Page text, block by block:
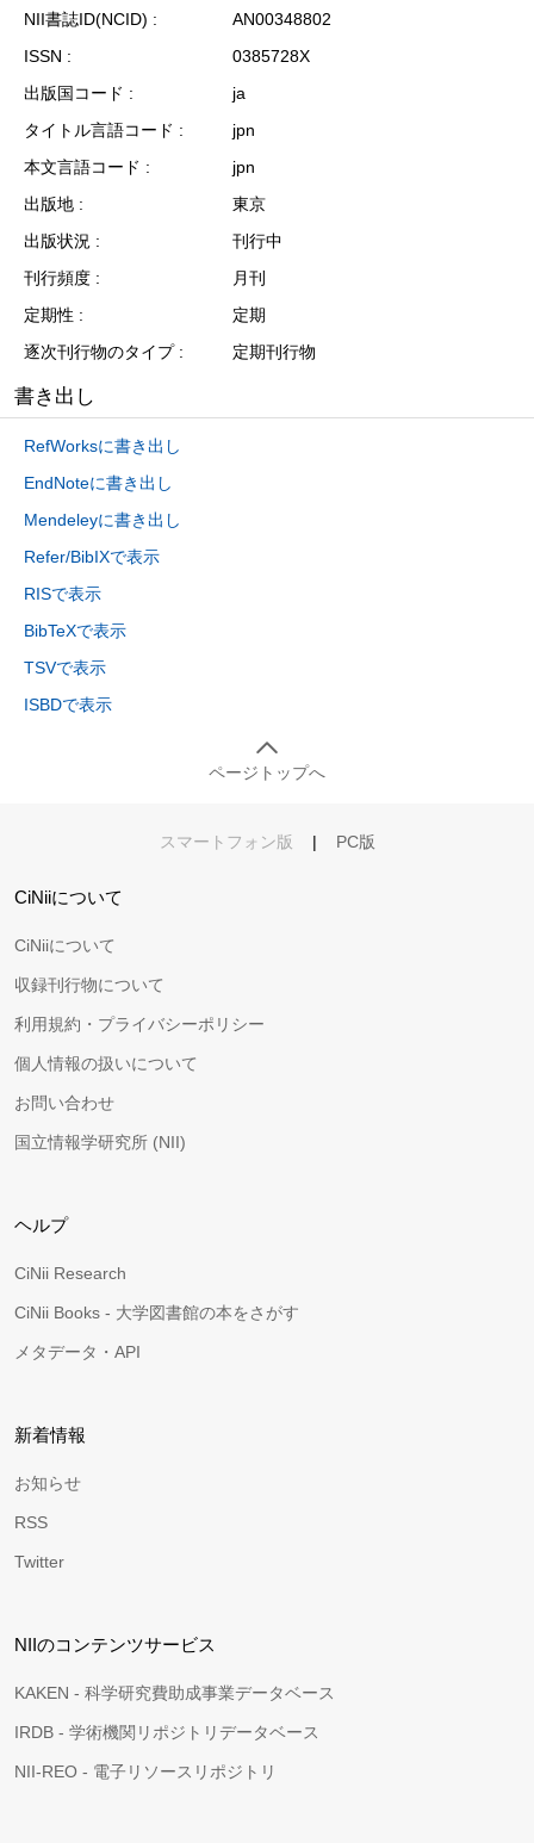
NII書誌ID(NCID)
AN00348802
ISSN
0385728X
出版国コード
ja
タイトル言語コード
jpn
本文言語コード
jpn
出版地
東京
出版状況
刊行中
刊行頻度
月刊
定期性
定期
逐次刊行物のタイプ
定期刊行物
書き出し
RefWorksに書き出し
EndNoteに書き出し
Mendeleyに書き出し
Refer/BibIXで表示
RISで表示
BibTeXで表示
TSVで表示
ISBDで表示
ページトップへ
スマートフォン版 | PC版
CiNiiについて
CiNiiについて
収録刊行物について
利用規約・プライバシーポリシー
個人情報の扱いについて
お問い合わせ
国立情報学研究所 (NII)
ヘルプ
CiNii Research
CiNii Books - 大学図書館の本をさがす
メタデータ・API
新着情報
お知らせ
RSS
Twitter
NIIのコンテンツサービス
KAKEN - 科学研究費助成事業データベース
IRDB - 学術機関リポジトリデータベース
NII-REO - 電子リソースリポジトリ